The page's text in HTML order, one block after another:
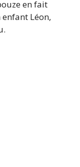
en fait
Léon,